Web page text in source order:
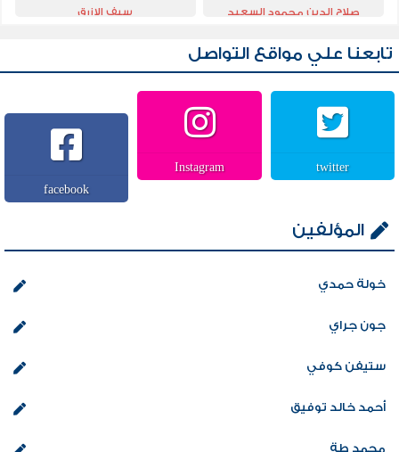
صلاح الدين محمود السعيد سيف الازرق
تابعنا علي مواقع التواصل
twitter
Instagram
facebook
المؤلفين
خولة حمدي
جون جراي
ستيفن كوفي
أحمد خالد توفيق
محمد طة